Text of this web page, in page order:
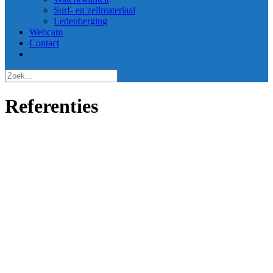
Surf- en zeilmateriaal
Ledenberging
Webcam
Contact
Referenties